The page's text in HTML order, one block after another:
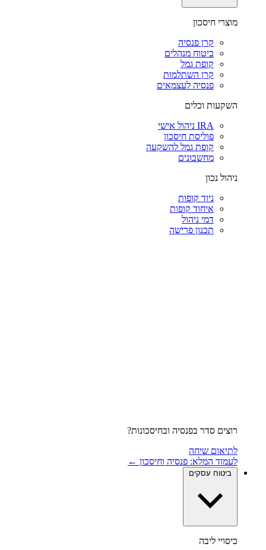
מוצרי חיסכון
קרן פנסיה
ביטוח מנהלים
קופת גמל
קרן השתלמות
פנסיה לעצמאים
השקעות וכלים
IRA ניהול אישי
פוליסת חיסכון
קופת גמל להשקעה
מחשבונים
ניהול נכון
ניוד קופות
איחוד קופות
דמי ניהול
תכנון פרישה
רוצים סדר בפנסיה ובחיסכונות?
לתיאום שיחה
לעמוד המלא: פנסיה וחיסכון ←
ביטוח עסקים
כיסויי ליבה